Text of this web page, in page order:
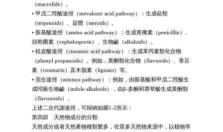
（macrolide）。
• 甲戊二羥酸途徑（mevalonic acid pathway）：生成萜類
（terpenoids）、甾體（steroids）。
• 胺基酸途徑（amino acid pathway）：生成青黴素（penicillin）、
頭孢菌素（cephalosporin）、生物鹼（alkaloids）。
• 桂皮酸途徑（cinnamic acid pathway）：生成苯丙素類化合物
（phenyl propanoids）。例如，黃酮類化合物（flavonids）、香豆
素（coumarin）及木脂素（lignans）等。
• 混合途徑（mixture pathway）：例如，由胺基酸和甲戊二羥酸生
成吲哚生物鹼（indole alkaloids），由β-多酮和莽草酸生成黃酮類
（flavonoids）。
上述二次代謝途徑，可歸納如圖1-2所示：
第四節 天然物成分的分類
天然成分或者天然產物種類繁多，在眾多天然物來源中，以植物萃